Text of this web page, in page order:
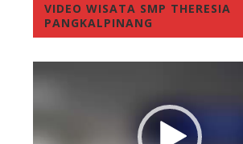
VIDEO WISATA SMP THERESIA
PANGKALPINANG